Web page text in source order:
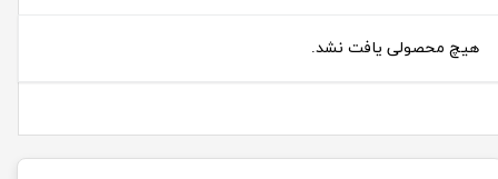
هیچ محصولی یافت نشد.